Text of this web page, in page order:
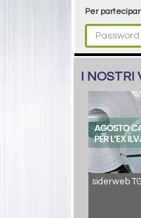
Per
I NOSTRI
siderweb